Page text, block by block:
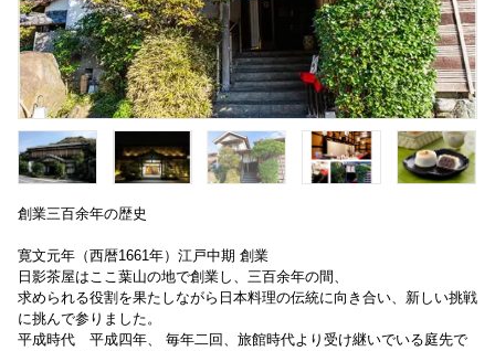
創業三百余年の歴史
寛文元年（西暦1661年）江戸中期 創業
日影茶屋はここ葉山の地で創業し、三百余年の間、
求められる役割を果たしながら日本料理の伝統に向き合い、新しい挑戦
に挑んで参りました。
平成時代 平成四年、 毎年二回、旅館時代より受け継いでいる庭先で